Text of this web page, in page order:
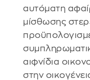
αυτόματη
μίσθωσης
αιφνίδια
στην